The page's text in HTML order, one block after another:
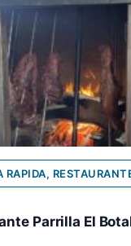
RAPIDA,
Parrilla El